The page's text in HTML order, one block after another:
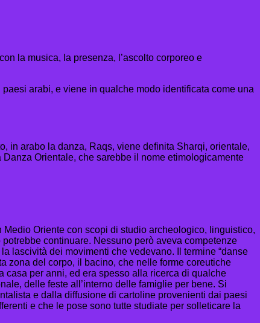
la musica, la presenza, l’ascolto corporeo e
arabi, e viene in qualche modo identificata come una
in arabo la danza, Raqs, viene definita Sharqi, orientale,
Orientale, che sarebbe il nome etimologicamente
Oriente con scopi di studio archeologico, linguistico,
continuare. Nessuno però aveva competenze
lascività dei movimenti che vedevano. Il termine “danse
zona del corpo, il bacino, che nelle forme coreutiche
per anni, ed era spesso alla ricerca di qualche
delle feste all’interno delle famiglie per bene. Si
e dalla diffusione di cartoline provenienti dai paesi
e che le pose sono tutte studiate per solleticare la